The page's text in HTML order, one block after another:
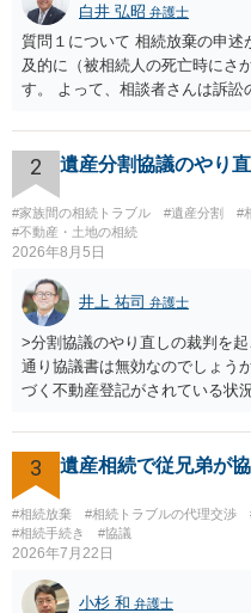
白井 弘昭 弁護士
質問１について 相続放棄の申述
及的に（被相続人の死亡時にさ
す。 よって、相談者さんは訴
理証明を家庭裁判所で取得し、
してください。 質問２につい
ば、第１回期日は出席する必要
があり出席できない）との記載
はないので、ｍｉｎｔｓでの提
限までに届けばよい）で十分で
にお問い合わせください。 以上
2 遺産分割協議のやり
#家族間の相続トラブル #遺産分割
#
#不動産・土地の相続
2026年8月5日
井上 祐司 弁護士
>分割協議のやり直しの裁判を
通り協議書は無効なのでしょ
づく不動産登記がされている状
方の訴訟の主張及び立証次第で
医師の意見書、筆跡鑑定 が提
はありますが、 ・伯母様自身が
様の意に反する遺産分割協議を
であること からすると、実際に
性はそれほど高くない（立証の
言えると思います。
3 遺産相続で従兄弟が
#相続放棄 #相続トラブルの代理交渉
#相続手続き
#協議
2026年7月22日
小杉 和 弁護士